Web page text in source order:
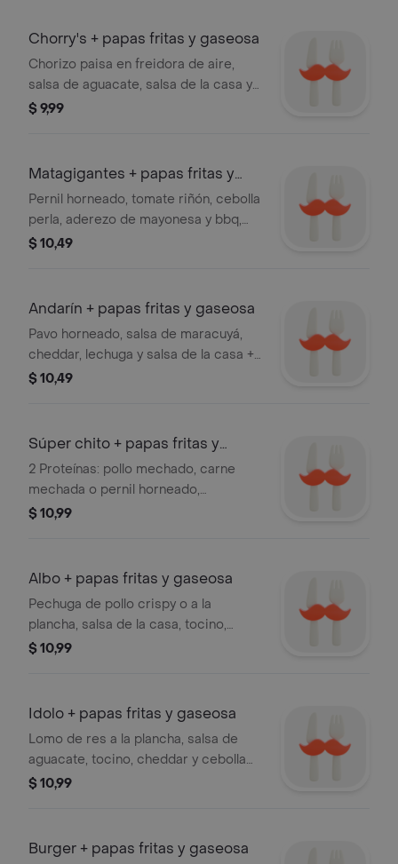
Chorry's + papas fritas y gaseosa
Chorizo paisa en freidora de aire,
salsa de aguacate, salsa de la casa y
chimichurri especial + papas fritas y
$ 9,99
Matagigantes + papas fritas y
gaseosa
Pernil horneado, tomate riñón, cebolla
perla, aderezo de mayonesa y bbq,
lechuga y salsa de aguacate + papas
$ 10,49
Andarín + papas fritas y gaseosa
Pavo horneado, salsa de maracuyá,
cheddar, lechuga y salsa de la casa +
papas fritas y gaseosa 250 ml
$ 10,49
Súper chito + papas fritas y
gaseosa
2 Proteínas: pollo mechado, carne
mechada o pernil horneado,
mozzarella, cheddar, champiñones
$ 10,99
Albo + papas fritas y gaseosa
Pechuga de pollo crispy o a la
plancha, salsa de la casa, tocino,
mozzarella, lechuga y tomate riñón +
$ 10,99
Idolo + papas fritas y gaseosa
Lomo de res a la plancha, salsa de
aguacate, tocino, cheddar y cebolla
caramelizada + papas fritas y gaseosa
$ 10,99
Burger + papas fritas y gaseosa